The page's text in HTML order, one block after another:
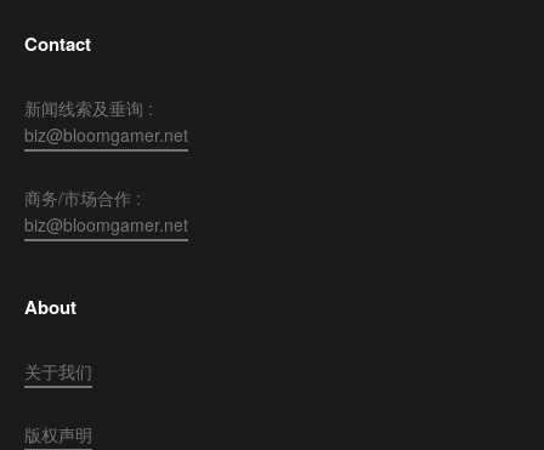
Contact
新闻线索及垂询 :
biz@bloomgamer.net
商务/市场合作 :
biz@bloomgamer.net
About
关于我们
版权声明